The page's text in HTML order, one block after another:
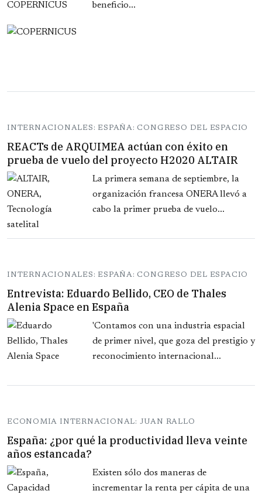
beneficio...
INTERNACIONALES: ESPAÑA: CONGRESO DEL ESPACIO
REACTs de ARQUIMEA actúan con éxito en
prueba de vuelo del proyecto H2020 ALTAIR
La primera semana de septiembre, la
organización francesa ONERA llevó a
cabo la primer prueba de vuelo...
INTERNACIONALES: ESPAÑA: CONGRESO DEL ESPACIO
Entrevista: Eduardo Bellido, CEO de Thales
Alenia Space en España
'Contamos con una industria espacial
de primer nivel, que goza del prestigio y
reconocimiento internacional...
ECONOMIA INTERNACIONAL: JUAN RALLO
España: ¿por qué la productividad lleva veinte
años estancada?
Existen sólo dos maneras de
incrementar la renta per cápita de una